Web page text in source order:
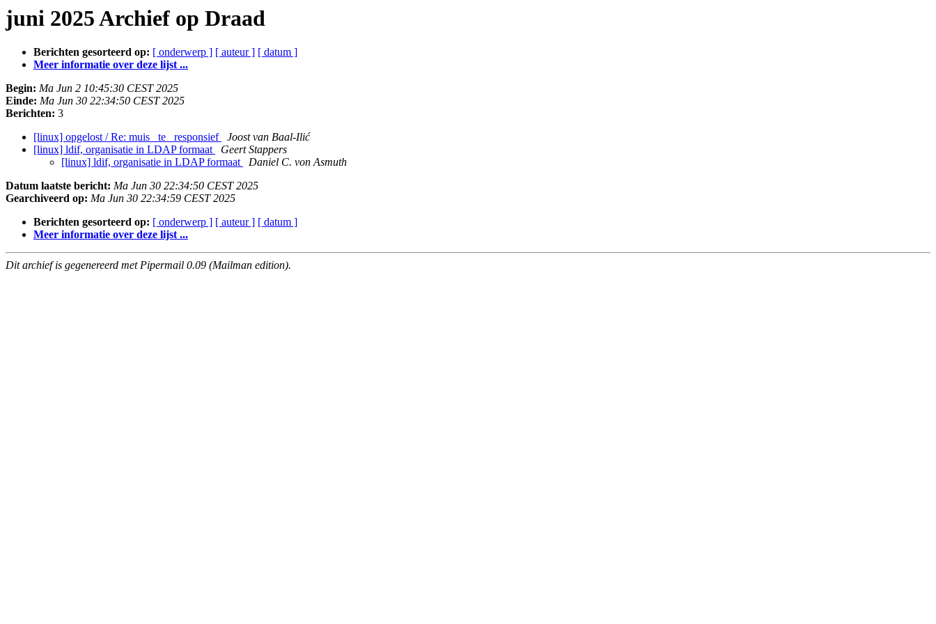
juni 2025 Archief op Draad
Berichten gesorteerd op: [ onderwerp ] [ auteur ] [ datum ]
Meer informatie over deze lijst ...
Begin: Ma Jun 2 10:45:30 CEST 2025
Einde: Ma Jun 30 22:34:50 CEST 2025
Berichten: 3
[linux] opgelost / Re: muis _te_ responsief
Joost van Baal-Ilić
[linux] ldif, organisatie in LDAP formaat
Geert Stappers
[linux] ldif, organisatie in LDAP formaat
Daniel C. von Asmuth
Datum laatste bericht: Ma Jun 30 22:34:50 CEST 2025
Gearchiveerd op: Ma Jun 30 22:34:59 CEST 2025
Berichten gesorteerd op: [ onderwerp ] [ auteur ] [ datum ]
Meer informatie over deze lijst ...
Dit archief is gegenereerd met Pipermail 0.09 (Mailman edition).